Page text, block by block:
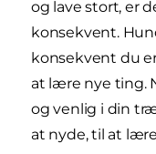
og lave stort, er
konsekvent.
konsekvent du
at lære nye ting.
og venlig i din
at nyde, til at